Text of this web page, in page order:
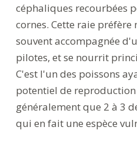
céphaliques recourbées
cornes. Cette raie préfère
souvent accompagnée
pilotes, et se nourrit
C'est l'un des poissons
potentiel de
généralement que 2 à 3
qui en fait une espèce